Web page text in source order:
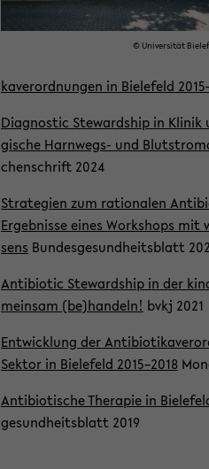
© Uni­ver­si­tät
ka­ver­ord­nun­gen in Bie­le­feld
Dia­gnostic Ste­ward­ship in
gi­sche Harnwegs-​ und
chen­schrift 2024
Stra­te­gien zum ra­tio­na­len
Er­geb­nis­se eines Work­shops
sens Bun­des­ge­sund­heits­blatt
An­ti­bio­tic Ste­ward­ship in der
mein­sam (be)han­deln! bvkj 2021
Ent­wick­lung der
Sek­tor in Bie­le­feld 2015–2018
An­ti­bio­ti­sche The­ra­pie in
ge­sund­heits­blatt 2019